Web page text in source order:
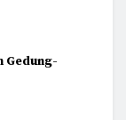
Gedung-